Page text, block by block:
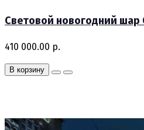
Световой новогодний шар
410 000.00 р.
В корзину